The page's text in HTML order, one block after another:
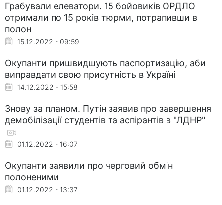
Грабували елеватори. 15 бойовиків ОРДЛО
отримали по 15 років тюрми, потрапивши в
полон
15.12.2022 - 09:59
Окупанти пришвидшують паспортизацію, аби
виправдати свою присутність в Україні
14.12.2022 - 15:58
Знову за планом. Путін заявив про завершення
демобілізації студентів та аспірантів в "ЛДНР"
01.12.2022 - 16:07
Окупанти заявили про черговий обмін
полоненими
01.12.2022 - 13:37